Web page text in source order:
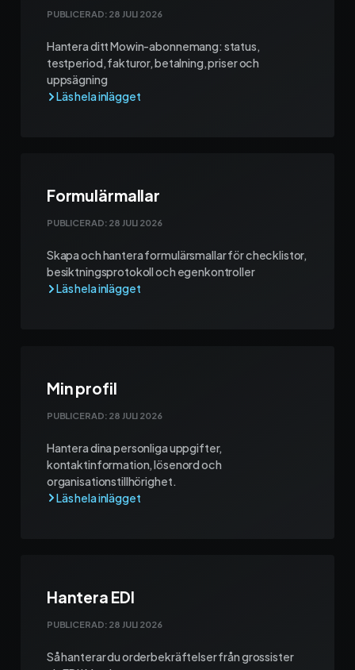
PUBLICERAD: 28 JULI 2026
Hantera ditt Mowin-abonnemang: status,
testperiod, fakturor, betalning, priser och
uppsägning
Formulärmallar
PUBLICERAD: 28 JULI 2026
Skapa och hantera formulärsmallar för checklistor,
besiktningsprotokoll och egenkontroller
Min profil
PUBLICERAD: 28 JULI 2026
Hantera dina personliga uppgifter,
kontaktinformation, lösenord och
organisationstillhörighet.
Hantera EDI
PUBLICERAD: 28 JULI 2026
Så hanterar du orderbekräftelser från grossister